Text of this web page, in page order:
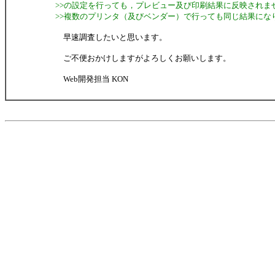
>>の設定を行っても，プレビュー及び印刷結果に反映されま
>>複数のプリンタ（及びベンダー）で行っても同じ結果にな
早速調査したいと思います。
ご不便おかけしますがよろしくお願いします。
Web開発担当 KON